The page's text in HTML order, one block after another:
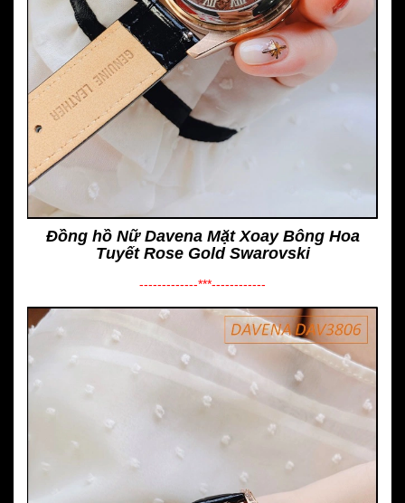
Đồng hồ Nữ Davena Mặt Xoay Bông Hoa
Tuyết Rose Gold Swarovski
-------------***------------